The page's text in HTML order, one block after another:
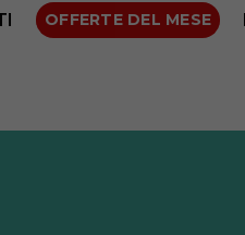
OFFERTE DEL MESE